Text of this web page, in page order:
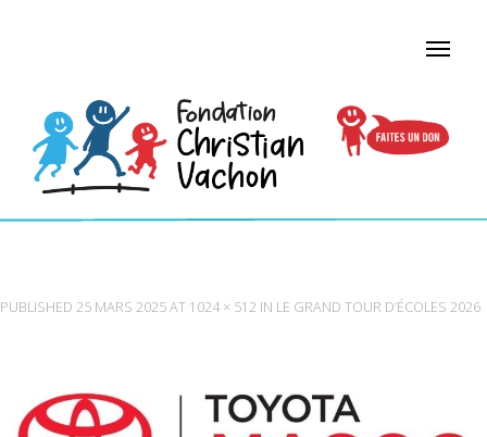
PUBLISHED 25 MARS 2025AT 1024 × 512 IN LE GRAND TOUR D’ÉCOLES 2026